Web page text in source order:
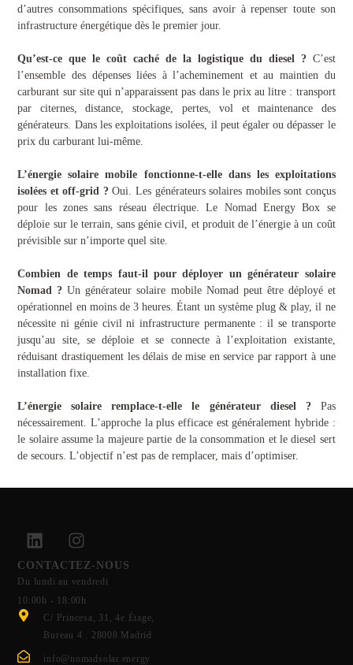
d’autres consommations spécifiques, sans avoir à repenser toute son
infrastructure énergétique dès le premier jour.
Qu’est-ce que le coût caché de la logistique du diesel ? C’est
l’ensemble des dépenses liées à l’acheminement et au maintien du
carburant sur site qui n’apparaissent pas dans le prix au litre : transport
par citernes, distance, stockage, pertes, vol et maintenance des
générateurs. Dans les exploitations isolées, il peut égaler ou dépasser le
prix du carburant lui-même.
L’énergie solaire mobile fonctionne-t-elle dans les exploitations
isolées et off-grid ?Oui. Les générateurs solaires mobiles sont conçus
pour les zones sans réseau électrique. Le Nomad Energy Box se
déploie sur le terrain, sans génie civil, et produit de l’énergie à un coût
prévisible sur n’importe quel site.
Combien de temps faut-il pour déployer un générateur solaire
Nomad ?Un générateur solaire mobile Nomad peut être déployé et
opérationnel en moins de 3 heures. Étant un système plug & play, il ne
nécessite ni génie civil ni infrastructure permanente : il se transporte
jusqu’au site, se déploie et se connecte à l’exploitation existante,
réduisant drastiquement les délais de mise en service par rapport à une
installation fixe.
L’énergie solaire remplace-t-elle le générateur diesel ? Pas
nécessairement. L’approche la plus efficace est généralement hybride :
le solaire assume la majeure partie de la consommation et le diesel sert
de secours. L’objectif n’est pas de remplacer, mais d’optimiser.
CONTACTEZ-NOUS
Du lundi au vendredi
10:00h - 18:00h
C/ Princesa, 31, 4e Étage,
Bureau 4 . 28008 Madrid
info@nomadsolar.energy